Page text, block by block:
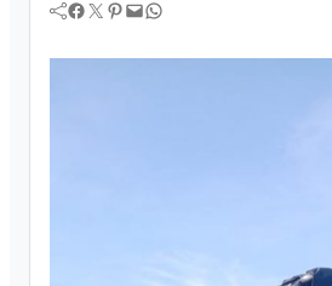
Facebook Twitter Pinterest Mail WhatsApp